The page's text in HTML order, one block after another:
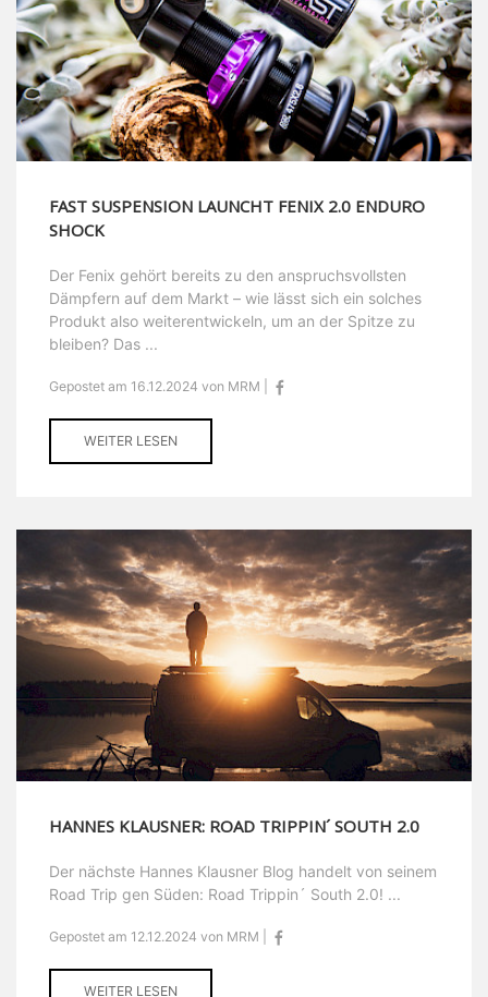
FAST SUSPENSION LAUNCHT FENIX 2.0 ENDURO
SHOCK
Der Fenix gehört bereits zu den anspruchsvollsten
Dämpfern auf dem Markt – wie lässt sich ein solches
Produkt also weiterentwickeln, um an der Spitze zu
bleiben? Das ...
Gepostet am 16.12.2024 von MRM |
WEITER LESEN
HANNES KLAUSNER: ROAD TRIPPIN´ SOUTH 2.0
Der nächste Hannes Klausner Blog handelt von seinem
Road Trip gen Süden: Road Trippin´ South 2.0! ...
Gepostet am 12.12.2024 von MRM |
WEITER LESEN